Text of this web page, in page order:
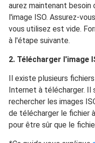
aurez maintenant besoin
l'image ISO. Assurez-
vous utilisez est vide.
à l'étape suivante.
2. Télécharger l'image
Il existe plusieurs
Internet à télécharger.
rechercher les images
de télécharger le fichier
pour être sûr que le